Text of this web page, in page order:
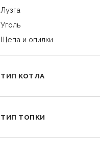
Лузга
Уголь
Щепа и опилки
ТИП КОТЛА
ТИП ТОПКИ